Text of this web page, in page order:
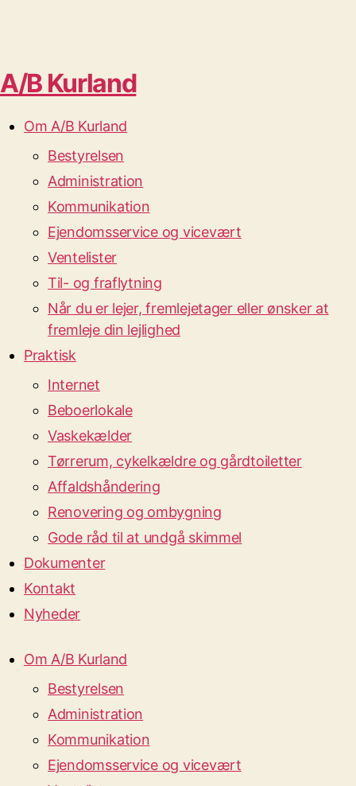
A/B Kurland
Om A/B Kurland
Bestyrelsen
Administration
Kommunikation
Ejendomsservice og vicevært
Ventelister
Til- og fraflytning
Når du er lejer, fremlejetager eller ønsker at
fremleje din lejlighed
Praktisk
Internet
Beboerlokale
Vaskekælder
Tørrerum, cykelkældre og gårdtoiletter
Affaldshåndering
Renovering og ombygning
Gode råd til at undgå skimmel
Dokumenter
Kontakt
Nyheder
Om A/B Kurland
Bestyrelsen
Administration
Kommunikation
Ejendomsservice og vicevært